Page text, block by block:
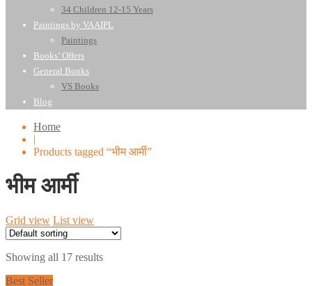
34 Children 12-15 Years
Paintings by VAAIPL
Paintings
Books’ Offers
General Books
VS Books
Blog
Home
|
Products tagged “भीम आर्मी”
भीम आर्मी
Grid view List view
Showing all 17 results
Best Seller